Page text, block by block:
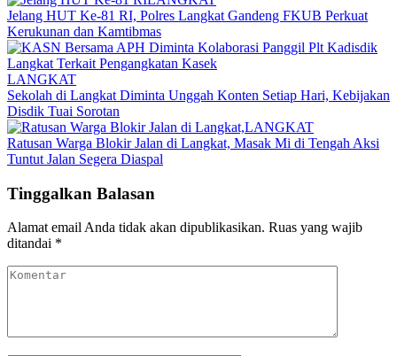
Jelang HUT Ke-81 RI, Polres Langkat Gandeng FKUB Perkuat
Kerukunan dan Kamtibmas
LANGKAT
Sekolah di Langkat Diminta Unggah Konten Setiap Hari, Kebijakan
Disdik Tuai Sorotan
LANGKAT
Ratusan Warga Blokir Jalan di Langkat, Masak Mi di Tengah Aksi
Tuntut Jalan Segera Diaspal
Tinggalkan Balasan
Alamat email Anda tidak akan dipublikasikan. Ruas yang wajib
ditandai *